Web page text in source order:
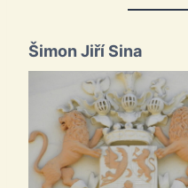
Šimon Jiří Sina